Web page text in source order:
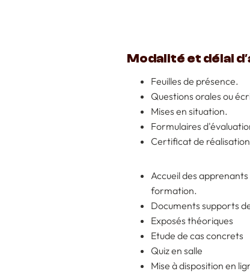
Modalité et délai
Feuilles de présence.
Questions orales ou
Mises en situation.
Formulaires
Certificat de
Accueil des
formation.
Documents supports
Exposés théoriques
Etude de cas concrets
Quiz en salle
Mise à disposition en